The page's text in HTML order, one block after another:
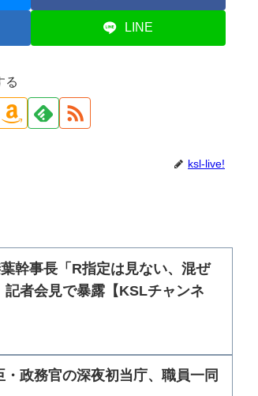
LINE
る
ksl-live!
幹事長「R指定は見ない、混ぜ
者会見で暴露【KSLチャンネ
政務官の深夜初当庁、職員一同